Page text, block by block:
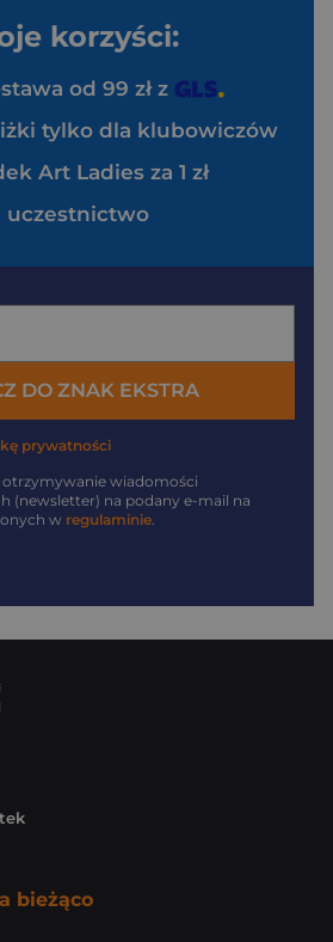
korzyści:
od 99 zł z
tylko dla klubowiczów
Art Ladies za 1 zł
uczestnictwo
DO ZNAK EKSTRA
prywatności
otrzymywanie wiadomości
(newsletter) na podany e-mail na
w regulaminie
bieżąco